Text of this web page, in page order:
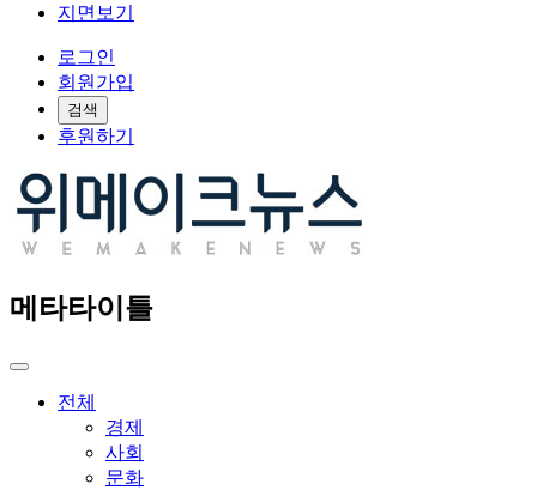
지면보기
로그인
회원가입
검색
후원하기
메타타이틀
전체
경제
사회
문화